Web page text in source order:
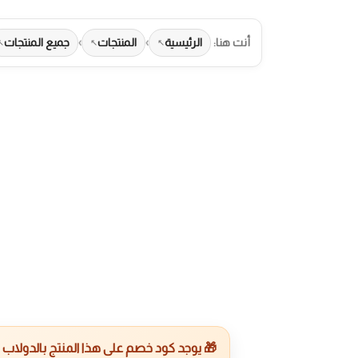
أنت هنا: الرئيسية › المنتجات › جميع المنتجات
🎁 يوجد كود خصم على هذا المنتج بالدولاب